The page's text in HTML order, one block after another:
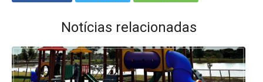
Notícias relacionadas